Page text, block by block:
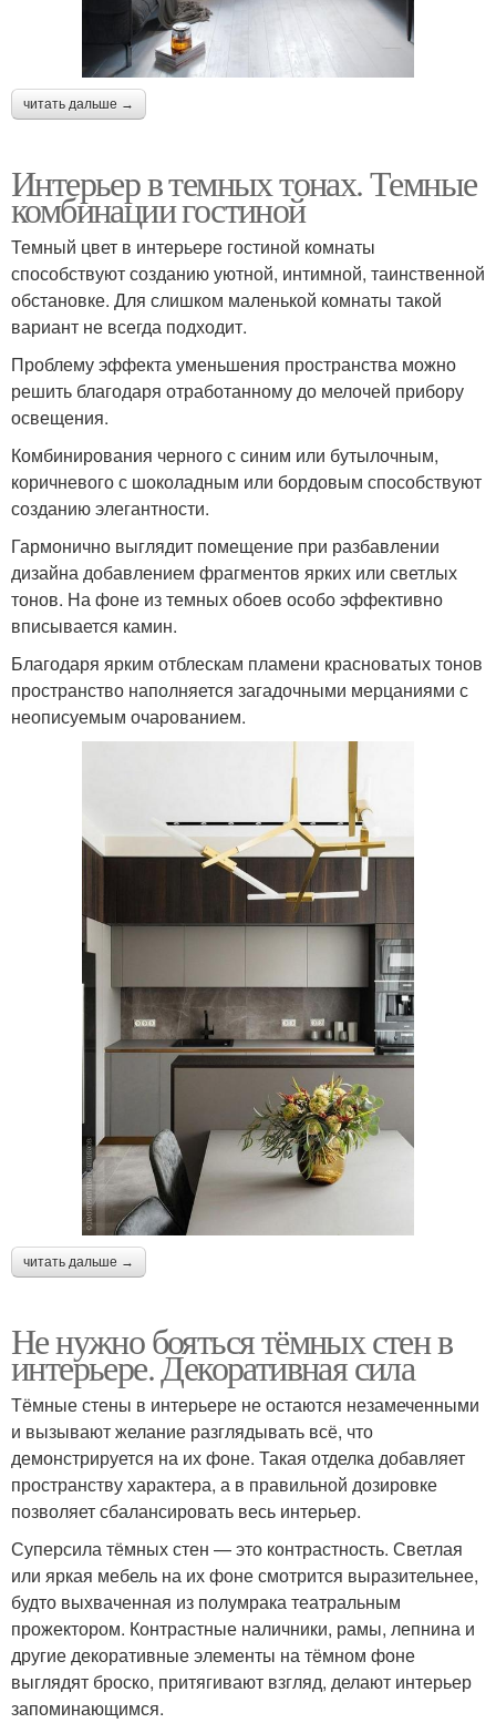
читать дальше →
Интерьер в темных тонах. Темные
комбинации гостиной
Темный цвет в интерьере гостиной комнаты
способствуют созданию уютной, интимной, таинственной
обстановке. Для слишком маленькой комнаты такой
вариант не всегда подходит.
Проблему эффекта уменьшения пространства можно
решить благодаря отработанному до мелочей прибору
освещения.
Комбинирования черного с синим или бутылочным,
коричневого с шоколадным или бордовым способствуют
созданию элегантности.
Гармонично выглядит помещение при разбавлении
дизайна добавлением фрагментов ярких или светлых
тонов. На фоне из темных обоев особо эффективно
вписывается камин.
Благодаря ярким отблескам пламени красноватых тонов
пространство наполняется загадочными мерцаниями с
неописуемым очарованием.
читать дальше →
Не нужно бояться тёмных стен в
интерьере. Декоративная сила
Тёмные стены в интерьере не остаются незамеченными
и вызывают желание разглядывать всё, что
демонстрируется на их фоне. Такая отделка добавляет
пространству характера, а в правильной дозировке
позволяет сбалансировать весь интерьер.
Суперсила тёмных стен — это контрастность. Светлая
или яркая мебель на их фоне смотрится выразительнее,
будто выхваченная из полумрака театральным
прожектором. Контрастные наличники, рамы, лепнина и
другие декоративные элементы на тёмном фоне
выглядят броско, притягивают взгляд, делают интерьер
запоминающимся.